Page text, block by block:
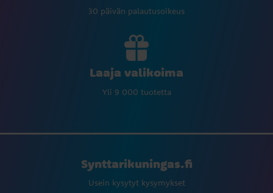
30 päivän palautusoikeus
Laaja valikoima
Yli 9 000 tuotetta
Synttarikuningas.fi
Usein kysytyt kysymykset